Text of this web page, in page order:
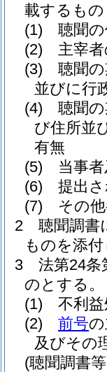
載するも
(1)
聴聞
(2)
主宰
(3)
聴聞
並びに行
(4)
聴聞
び住所並
有無
(5)
当事
(6)
提出
(7)
その
2
聴聞調書
ものを添
3
法第24
のとする。
(1)
不利
(2)
前号
及びその
(聴聞調書